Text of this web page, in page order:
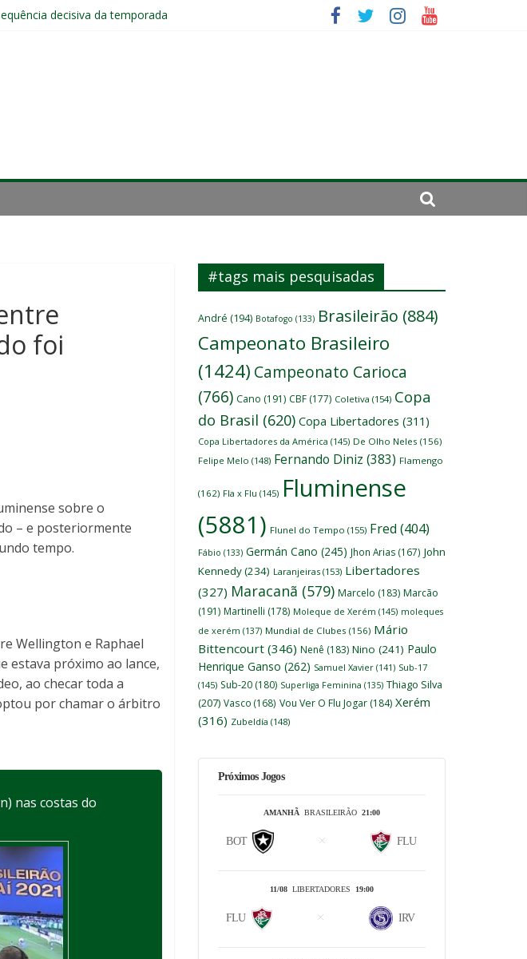
veja a situação de cada um
10% dos direitos econômicos do atacante
12h desta sexta
foi
sobre o
– e posteriormente
tempo.
Wellington e Raphael
estava próximo ao lance,
ao checar toda a
por chamar o árbitro
nas costas do
#tags mais pesquisadas
André (194) Botafogo (133) Brasileirão (884)
Campeonato Brasileiro
(1424) Campeonato Carioca
(766) Cano (191) CBF (177) Coletiva (154) Copa
do Brasil (620) Copa Libertadores (311)
Copa Libertadores da América (145) De Olho Neles (156)
Felipe Melo (148) Fernando Diniz (383) Flamengo
(162) Fla x Flu (145) Fluminense
(5881) Flunel do Tempo (155) Fred (404)
Fábio (133) Germán Cano (245) Jhon Arias (167) John
Kennedy(234) Laranjeiras (153) Libertadores
(327) Maracanã (579) Marcelo (183) Marcão
(191) Martinelli (178) Moleque de Xerém (145) moleques
de xerém (137) Mundial de Clubes (156) Mário
Bittencourt (346) Nenê (183) Nino (241) Paulo
Henrique Ganso (262) Samuel Xavier (141) Sub-17
(145) Sub-20 (180) Superliga Feminina (135) Thiago Silva
(207) Vasco (168) Vou Ver O Flu Jogar (184) Xerém
(316) Zubeldía (148)
Próximos Jogos
AMANHÃ BRASILEIRÃO 21:00
BOT FLU
11/08 LIBERTADORES 19:00
FLU IRV